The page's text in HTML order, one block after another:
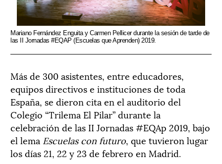
Mariano Fernández Enguita y Carmen Pellicer durante la sesión de tarde de
las II Jornadas #EQAP (Escuelas que Aprenden) 2019.
Más de 300 asistentes, entre educadores,
equipos directivos e instituciones de toda
España, se dieron cita en el auditorio del
Colegio “Trilema El Pilar” durante la
celebración de las II Jornadas #EQAp 2019, bajo
el lema Escuelas con futuro, que tuvieron lugar
los días 21, 22 y 23 de febrero en Madrid.